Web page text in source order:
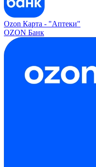
Ozon Карта - "Аптеки"
OZON Банк